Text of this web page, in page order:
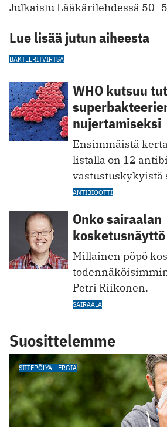
Julkaistu Lääkärilehdessä
Lue lisää jutun aiheesta
BAKTEERITVIRTSA
WHO kutsuu
nujertamiseksi
Ensimmäistä
listalla on 12
vastustuskykyistä
ANTIBIOOTTI
Onko sairaalan
Millainen pöpö
Petri Riikonen.
SAIRAALA
Suosittelemme
SIITEPÖLYALLERGIA